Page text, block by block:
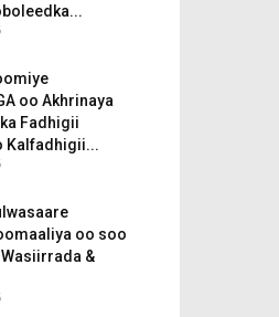
oo Akhrinaya
Fadhigii
Kalfadhigii...
oo soo
&